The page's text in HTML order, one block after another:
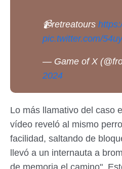
📹retreatours
pic.twitter.com/
— Game of X
2024
Lo más llamativo del caso
vídeo reveló al mismo
facilidad, saltando de
llevó a un internauta a